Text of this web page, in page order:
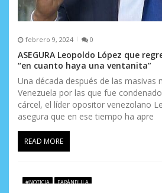
febrero 9, 2024 0
ASEGURA Leopoldo López que
“en cuanto haya una ventanita”
Una década después de las masivas
Venezuela por las que fue
cárcel, el líder opositor venezolano
asegura que en ese tiempo ha apre
READ MORE
#NOTICIA FARÁNDULA